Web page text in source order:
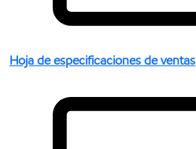
Hoja de especificaciones de ventas